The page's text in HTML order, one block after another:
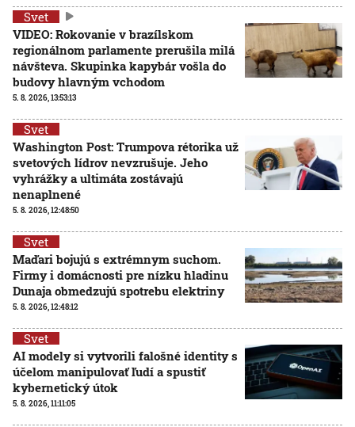
Svet
VIDEO: Rokovanie v brazílskom
regionálnom parlamente prerušila milá
návšteva. Skupinka kapybár vošla do
budovy hlavným vchodom
5. 8. 2026, 13:53:13
Svet
Washington Post: Trumpova rétorika už
svetových lídrov nevzrušuje. Jeho
vyhrážky a ultimáta zostávajú
nenaplnené
5. 8. 2026, 12:48:50
Svet
Maďari bojujú s extrémnym suchom.
Firmy i domácnosti pre nízku hladinu
Dunaja obmedzujú spotrebu elektriny
5. 8. 2026, 12:48:12
Svet
AI modely si vytvorili falošné identity s
účelom manipulovať ľudí a spustiť
kybernetický útok
5. 8. 2026, 11:11:05